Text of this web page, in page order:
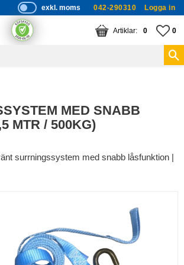
P
ri
s
s
exkl. moms 042-290310 Logga in
0
KUNDVAGN
ANTAL 0
MED SNABB
MTR / 500KG)
surrningssystem med snabb låsfunktion |